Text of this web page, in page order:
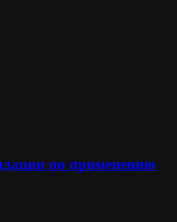
по применению